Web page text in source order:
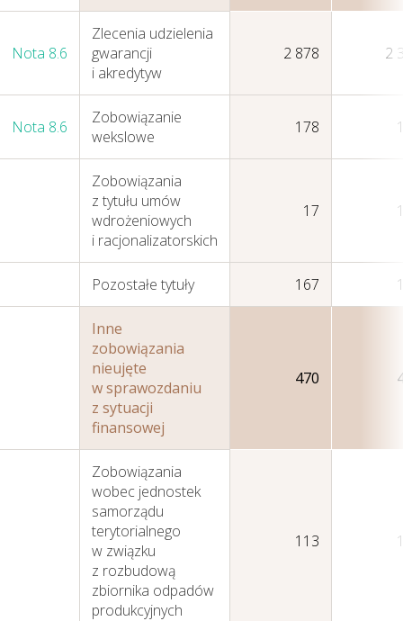
Nota 8.6
Zlecenia udzielenia
gwarancji
i akredytyw
2 878 2
Nota 8.6
Zobowiązanie
wekslowe
178
Zobowiązania
z tytułu umów
wdrożeniowych
i racjonalizatorskich
17
Pozostałe tytuły 167
Inne
zobowiązania
nieujęte
w sprawozdaniu
z sytuacji
finansowej
470
Zobowiązania
wobec jednostek
samorządu
terytorialnego
w związku
z rozbudową
zbiornika odpadów
produkcyjnych
113